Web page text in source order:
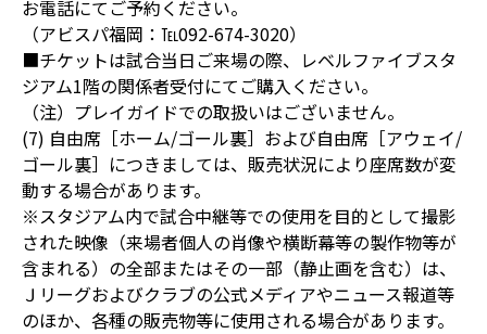
お電話にてご予約ください。
（アビスパ福岡：℡092-674-3020）
■チケットは試合当日ご来場の際、レベルファイブスタ
ジアム1階の関係者受付にてご購入ください。
（注）プレイガイドでの取扱いはございません。
(7) 自由席［ホーム/ゴール裏］および自由席［アウェイ/
ゴール裏］につきましては、販売状況により座席数が変
動する場合があります。
※スタジアム内で試合中継等での使用を目的として撮影
された映像（来場者個人の肖像や横断幕等の製作物等が
含まれる）の全部またはその一部（静止画を含む）は、
Ｊリーグおよびクラブの公式メディアやニュース報道等
のほか、各種の販売物等に使用される場合があります。